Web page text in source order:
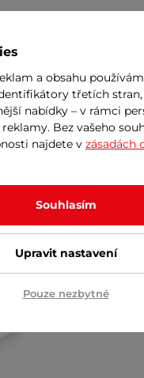
a obsahu
třetích
nabídky – v rámci
Bez vašeho
najdete v zásadách
Souhlasím
Upravit nastavení
Pouze nezbytné